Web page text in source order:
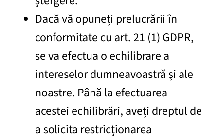
Dacă vă opuneți prelucrării în
conformitate cu art. 21 (1) GDPR,
se va efectua o echilibrare a
intereselor dumneavoastră și ale
noastre. Până la efectuarea
acestei echilibrări, aveți dreptul de
a solicita restricționarea